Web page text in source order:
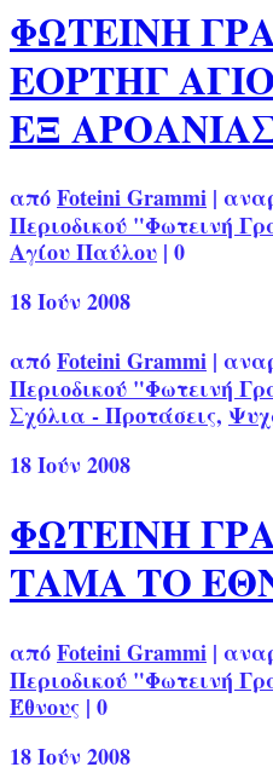
ΦΩΤΕΙΝΗ
ΕΟΡΤΗΓ
ΕΞ
απόFoteini Grammi |
Περιοδικού "Φωτεινή
Αγίου Παύλου | 0
18Ιούν 2008
απόFoteini Grammi |
Περιοδικού "Φωτεινή
Σχόλια - Προτάσεις,
18Ιούν 2008
ΦΩΤΕΙΝΗ
ΤΑΜΑ ΤΟ
απόFoteini Grammi |
Περιοδικού "Φωτεινή
Έθνους | 0
18Ιούν 2008